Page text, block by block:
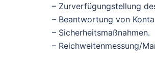
– Zurverfügungstellung
– Beantwortung von
– Sicherheitsmaßnahmen.
– Reichweitenmessung/